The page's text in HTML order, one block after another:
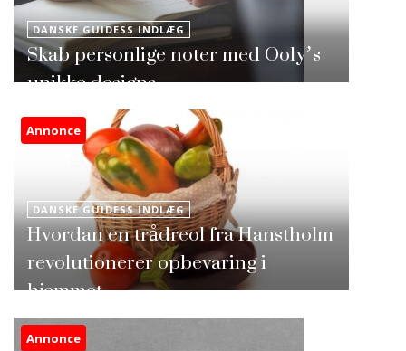
DANSKE GUIDESS INDLÆG
Skab personlige noter med Ooly’s
unikke designs
Annonce
DANSKE GUIDESS INDLÆG
Hvordan en trådreol fra Hanstholm
revolutionerer opbevaring i
hjemmet
Annonce